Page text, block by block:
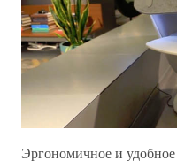
Эргономичное и